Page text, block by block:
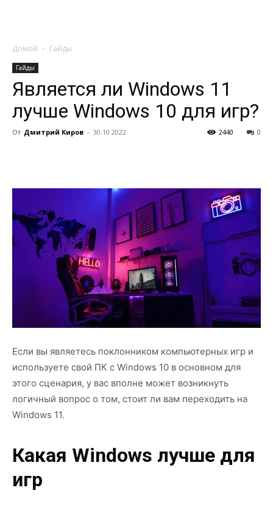
Домой Гайды
Гайды
Является ли Windows 11
лучше Windows 10 для игр?
От Дмитрий Киров - 30.10.2022 0
2440
Если вы являетесь поклонником компьютерных игр и
используете свой ПК с Windows 10 в основном для
этого сценария, у вас вполне может возникнуть
логичный вопрос о том, стоит ли вам переходить на
Windows 11.
Какая Windows лучше для
игр